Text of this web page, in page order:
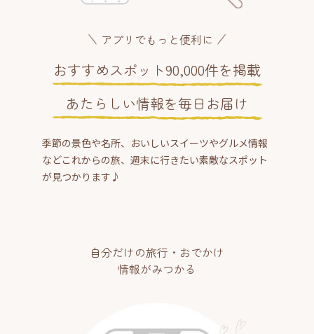
アプリでもっと便利に
おすすめスポット90,000件を掲載
あたらしい情報を毎日お届け
季節の景色や名所、おいしいスイーツやグルメ情報
などこれからの旅、週末に行きたい素敵なスポット
が見つかります♪
自分だけの旅行・おでかけ
情報がみつかる